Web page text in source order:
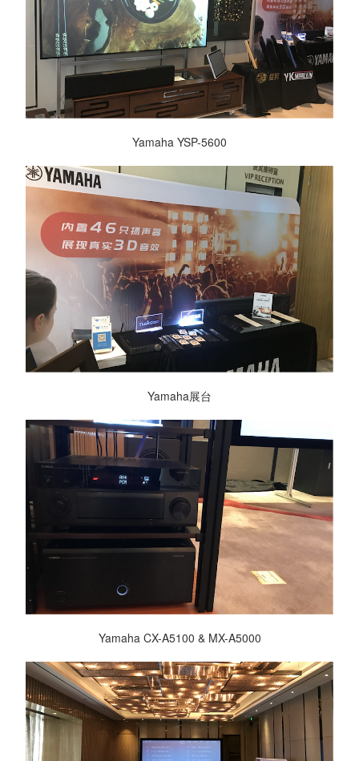
Yamaha YSP-5600
Yamaha展台
Yamaha CX-A5100 & MX-A5000